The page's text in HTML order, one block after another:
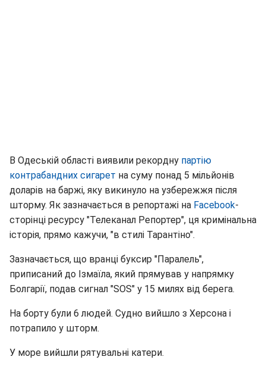
В Одеській області виявили рекордну партію
контрабандних сигарет на суму понад 5 мільйонів
доларів на баржі, яку викинуло на узбережжя після
шторму. Як зазначається в репортажі на Facebook-
сторінці ресурсу "Телеканал Репортер", ця кримінальна
історія, прямо кажучи, "в стилі Тарантіно".
Зазначається, що вранці буксир "Паралель",
приписаний до Ізмаїла, який прямував у напрямку
Болгарії, подав сигнал "SOS" у 15 милях від берега.
На борту були 6 людей. Судно вийшло з Херсона і
потрапило у шторм.
У море вийшли рятувальні катери.